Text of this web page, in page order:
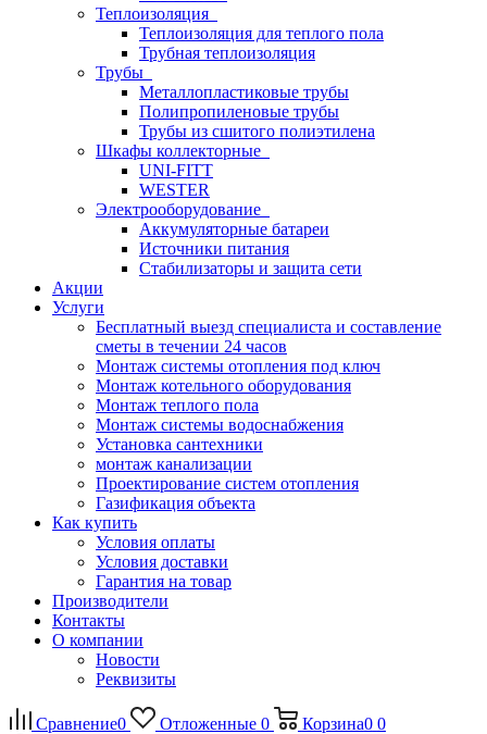
Теплоизоляция
Теплоизоляция для теплого пола
Трубная теплоизоляция
Трубы
Металлопластиковые трубы
Полипропиленовые трубы
Трубы из сшитого полиэтилена
Шкафы коллекторные
UNI-FITT
WESTER
Электрооборудование
Аккумуляторные батареи
Источники питания
Стабилизаторы и защита сети
Акции
Услуги
Бесплатный выезд специалиста и составление
сметы в течении 24 часов
Монтаж системы отопления под ключ
Монтаж котельного оборудования
Монтаж теплого пола
Монтаж системы водоснабжения
Установка сантехники
монтаж канализации
Проектирование систем отопления
Газификация объекта
Как купить
Условия оплаты
Условия доставки
Гарантия на товар
Производители
Контакты
О компании
Новости
Реквизиты
Сравнение0 Отложенные 0 Корзина0 0